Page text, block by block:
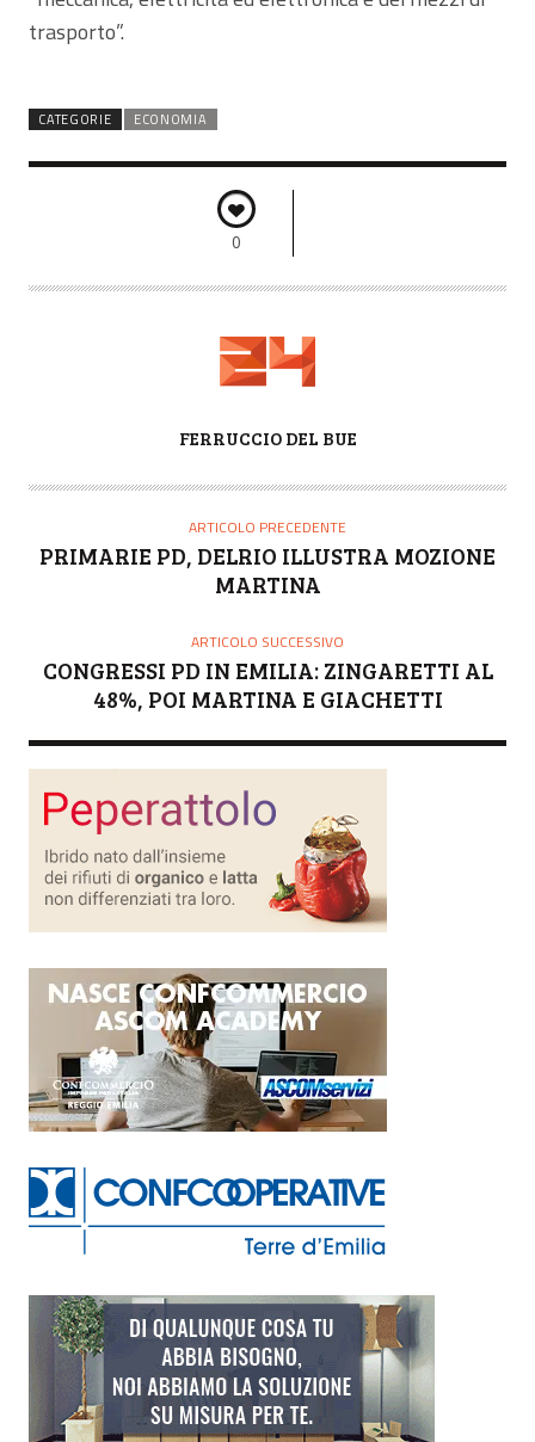
trasporto”.
CATEGORIE ECONOMIA
0
T
R
FERRUCCIO DEL BUE
ARTICOLO PRECEDENTE
PRIMARIE PD, DELRIO ILLUSTRA MOZIONE
MARTINA
ARTICOLO SUCCESSIVO
CONGRESSI PD IN EMILIA: ZINGARETTI AL
48%, POI MARTINA E GIACHETTI